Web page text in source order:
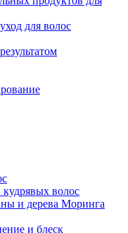
для волос
волос
и дерева Моринга
и блеск